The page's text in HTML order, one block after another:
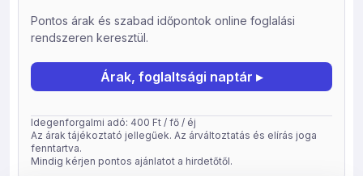
Pontos árak és szabad időpontok online foglalási
rendszeren keresztül.
Árak, foglaltsági naptár ▸
Idegenforgalmi adó: 400 Ft / fő / éj
Az árak tájékoztató jellegűek. Az árváltoztatás és elírás joga
fenntartva.
Mindig kérjen pontos ajánlatot a hirdetőtől.